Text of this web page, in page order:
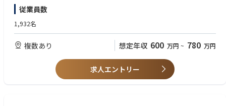
新規の技術開発を実施します
■建築音響分野における研究開発業務としては，建築音響として「遮
音」，「騒音・振動」に関する技術開発および既存技術の評価，実物件へ
■建築音響分野において、受託・コンサルティング業務として，設計・工
測、 騒音・振動対策検討 、そして実現場での音響性能調査といった業務
への対応を行っていただきます。
従業員数
1,932名
複数あり 想定年収 600 万円 ~ 780 万円
求人エントリー